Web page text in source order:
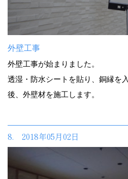
外壁工事
外壁工事が始まりました。
透湿・防水シートを貼り、銅縁を
後、外壁材を施工します。
8. 2018年05月02日